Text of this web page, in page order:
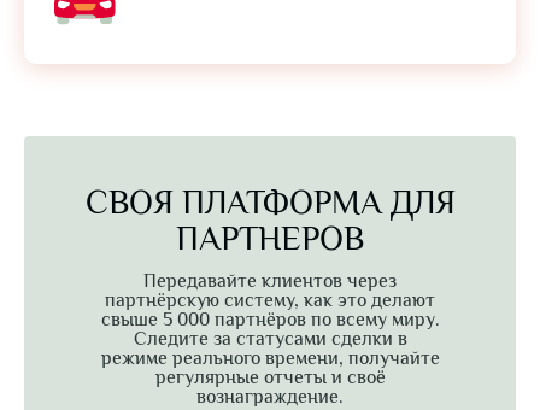
СВОЯ ПЛАТФОРМА ДЛЯ
ПАРТНЕРОВ
Передавайте клиентов через
партнёрскую систему, как это делают
свыше 5 000 партнёров по всему миру.
Следите за статусами сделки в
режиме реального времени, получайте
регулярные отчеты и своё
вознаграждение.